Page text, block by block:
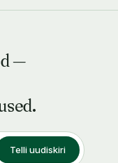
—
Telli uudiskiri